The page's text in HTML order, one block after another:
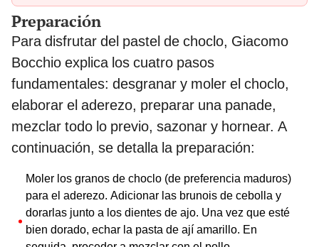
Preparación
Para disfrutar del pastel de choclo, Giacomo
Bocchio explica los cuatro pasos
fundamentales: desgranar y moler el choclo,
elaborar el aderezo, preparar una panade,
mezclar todo lo previo, sazonar y hornear. A
continuación, se detalla la preparación:
Moler los granos de choclo (de preferencia maduros)
para el aderezo. Adicionar las brunois de cebolla y
dorarlas junto a los dientes de ajo. Una vez que esté
bien dorado, echar la pasta de ají amarillo. En